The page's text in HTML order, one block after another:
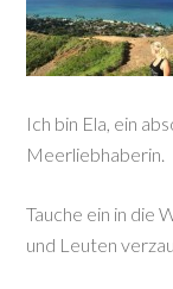
Ich bin Ela, ein
Meerliebhaberin.
Tauche ein in die
und Leuten